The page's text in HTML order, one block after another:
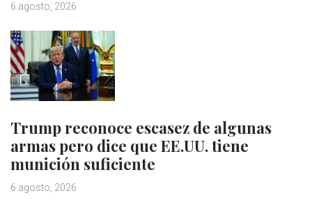
6 agosto, 2026
Trump reconoce escasez de algunas
armas pero dice que EE.UU. tiene
munición suficiente
6 agosto, 2026